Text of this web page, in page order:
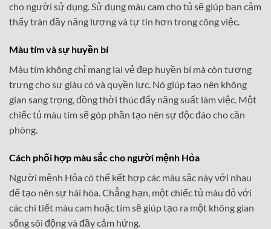
cho người sử dụng. Sử dụng màu cam cho tủ sẽ giúp bạn cảm
thấy tràn đầy năng lượng và tự tin hơn trong công việc.
Màu tím và sự huyền bí
Màu tím không chỉ mang lại vẻ đẹp huyền bí mà còn tượng
trưng cho sự giàu có và quyền lực. Nó giúp tạo nên không
gian sang trọng, đồng thời thúc đẩy năng suất làm việc. Một
chiếc tủ màu tím sẽ góp phần tạo nên sự độc đáo cho căn
phòng.
Cách phối hợp màu sắc cho người mệnh Hỏa
Người mệnh Hỏa có thể kết hợp các màu sắc này với nhau
để tạo nên sự hài hòa. Chẳng hạn, một chiếc tủ màu đỏ với
các chi tiết màu cam hoặc tím sẽ giúp tạo ra một không gian
sống sôi động và đầy cảm hứng.